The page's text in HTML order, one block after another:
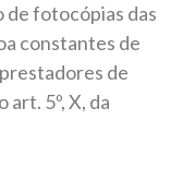
de fotocópias das
constantes de
de
5º, X, da